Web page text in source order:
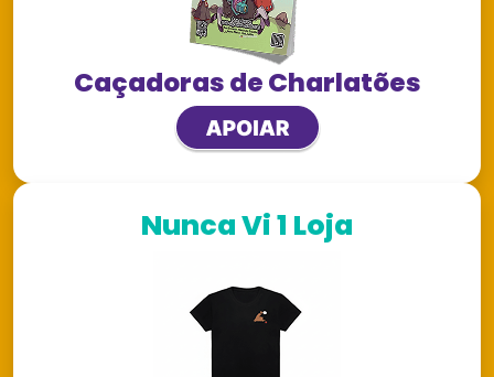
Caçadoras de Charlatões
Nunca Vi 1 Loja